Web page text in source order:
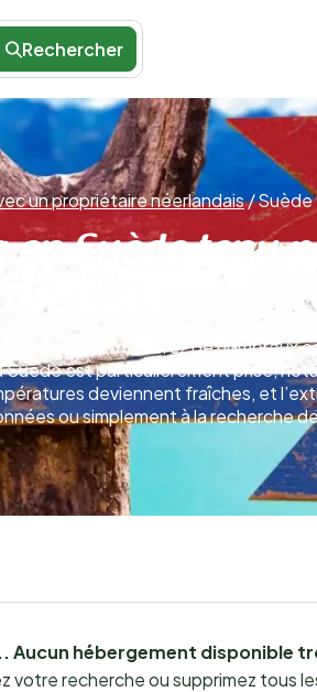
Rechercher
un propriétaire néerlandais/Suède
Suède tenu
Vous trouverez de nombreux
est particulièrement prisé,
deviennent fraîches, et
ou simplement à la recherche
Aucun hébergement disponible
votre recherche ou supprimez tous